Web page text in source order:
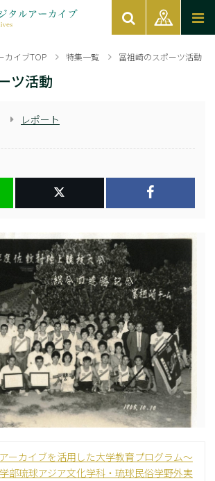
カイブTOP 特集一覧 冨祖崎のスポーツ活動
ツ活動
レポート
ーカイブを活用した大学教育プログラム～
部琉球アジア文化学科・琉球民俗学野外実